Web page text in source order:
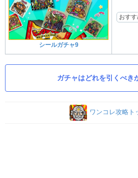
シールガチャ9
おす
ガチャはどれを引くべき
ワンコレ攻略ト